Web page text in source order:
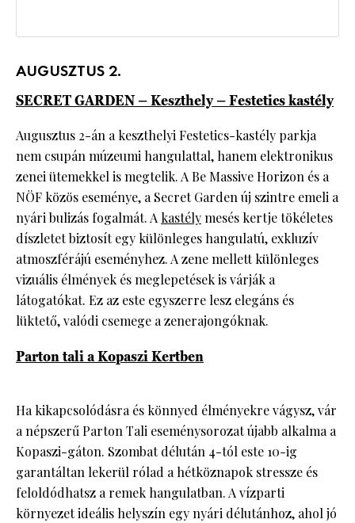
AUGUSZTUS 2.
SECRET GARDEN – Keszthely – Festetics kastély
Augusztus 2-án a keszthelyi Festetics-kastély parkja
nem csupán múzeumi hangulattal, hanem elektronikus
zenei ütemekkel is megtelik. A Be Massive Horizon és a
NÖF közös eseménye, a Secret Garden új szintre emeli a
nyári bulizás fogalmát. A kastélymesés kertje tökéletes
díszletet biztosít egy különleges hangulatú, exkluzív
atmoszférájú eseményhez. A zene mellett különleges
vizuális élmények és meglepetések is várják a
látogatókat. Ez az este egyszerre lesz elegáns és
lüktető, valódi csemege a zenerajongóknak.
Parton tali a Kopaszi Kertben
Ha kikapcsolódásra és könnyed élményekre vágysz, vár
a népszerű Parton Tali eseménysorozat újabb alkalma a
Kopaszi-gáton. Szombat délután 4-tól este 10-ig
garantáltan lekerül rólad a hétköznapok stressze és
feloldódhatsz a remek hangulatban. A vízparti
környezet ideális helyszín egy nyári délutánhoz, ahol jó